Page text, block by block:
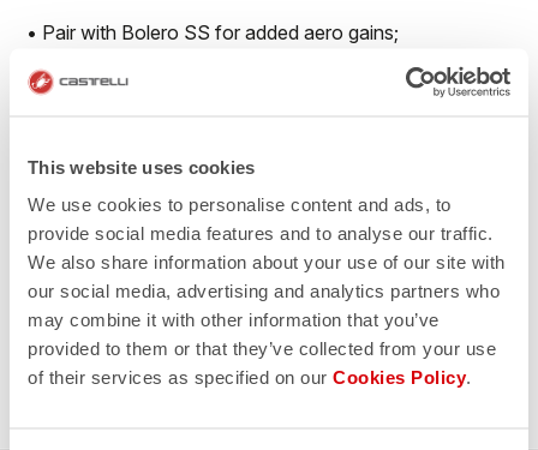
This website uses cookies
We use cookies to personalise content and ads, to
provide social media features and to analyse our traffic.
We also share information about your use of our site with
our social media, advertising and analytics partners who
may combine it with other information that you’ve
provided to them or that they’ve collected from your use
of their services as specified on our Cookies Policy.
• Pair with Bolero SS for added aero gains;
• Reduced seaming for maximum aerodynamics;
flapping in the wind;
• Extra-long legs with flat leg endings with PU grip
elastic on the inside
500€/piece. Minimum order: 10 pieces.
Do you need more information? Contact us at